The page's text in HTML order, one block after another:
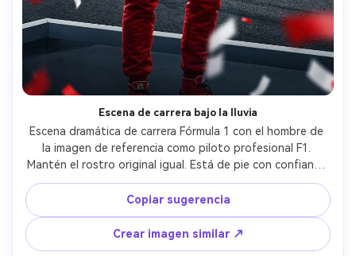
Escena de carrera bajo la lluvia
Escena dramática de carrera Fórmula 1 con el hombre de
la imagen de referencia como piloto profesional F1.
Mantén el rostro original igual. Está de pie con confianza
en un traje de carreras Ferrari mientras un auto Ferrari F1
corre sobre pista mojada detrás de él. El agua se despide
de los neumáticos y gotas de lluvia cruzan el aire. El
asfalto mojado refleja luces de carrera creando un
ambiente cinematográfico intenso. Escena ultra realista
Copiar sugerencia
Crear imagen similar ↗